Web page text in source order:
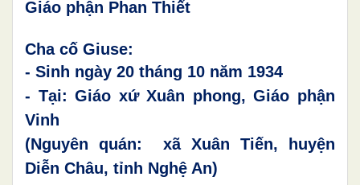
Giáo phận Phan Thiết
Cha cố Giuse:
- Sinh ngày 20 tháng 10 năm 1934
- Tại: Giáo xứ Xuân phong, Giáo phận
Vinh
(Nguyên quán: xã Xuân Tiến, huyện
Diễn Châu, tỉnh Nghệ An)